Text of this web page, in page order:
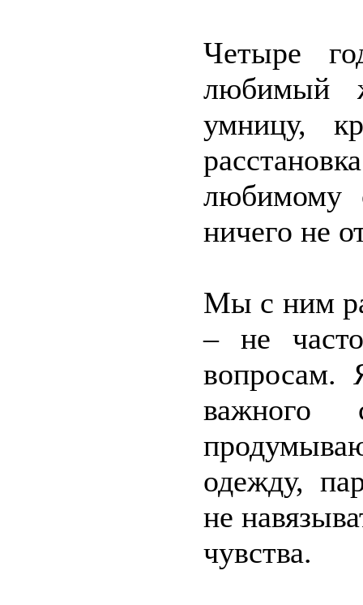
Четыре
любимый
умницу,
любимому
ничего не
Мы с ним
– не
вопросам.
важного
одежду,
не
чувства.